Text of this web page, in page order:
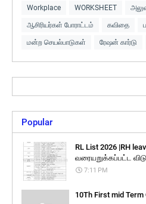
Workplace WORKSHEET
ஆசிரியர்கள் போராட்டம் கவிதை
மன்ற செயல்பாடுகள் ரேஷன் கார்டு
Popular
RL List 2026 |RH
வரையறுக்கப்பட்ட
7:11 PM
10Th First mid